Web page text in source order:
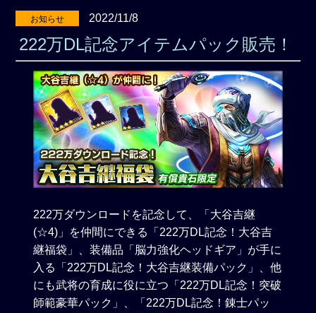
お知らせ 2022/11/8
222万DL記念アイテムパック販売！
222万ダウンロードを記念して、「大谷吉継
(☆4)」を仲間にできる「222万DL記念！大谷吉
継福袋」、装備品「脳力強化ヘッドギア」が手に
入る「222万DL記念！大谷吉継装備パック」、他
にも武将の育成に役に立つ「222万DL記念！突破
師範豪華パック」、「222万DL記念！錬士パッ